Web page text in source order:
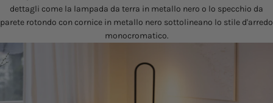
dettagli come la lampada da terra in metallo nero o lo specchio da
parete rotondo con cornice in metallo nero sottolineano lo stile d'arredo
monocromatico.